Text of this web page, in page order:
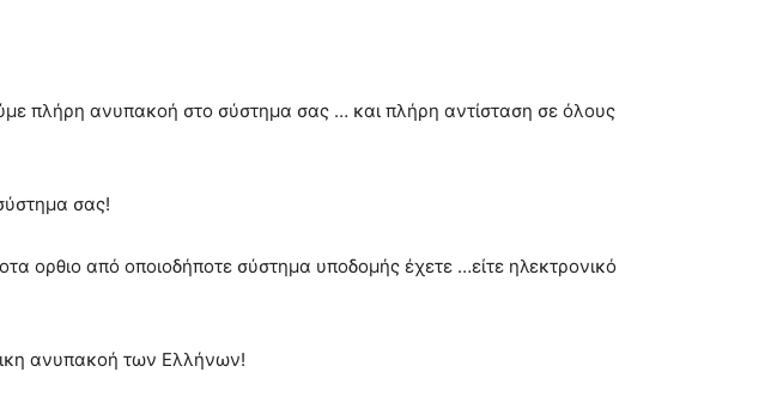
πλήρη ανυπακοή στο σύστημα σας … και πλήρη αντίσταση σε όλους
σας!
ορθιο από οποιοδήποτε σύστημα υποδομής έχετε …είτε ηλεκτρονικό
ανυπακοή των Ελλήνων!